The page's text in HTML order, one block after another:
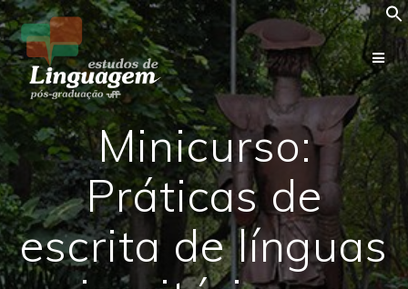
to
content
Minicurso:
Práticas de
escrita de línguas